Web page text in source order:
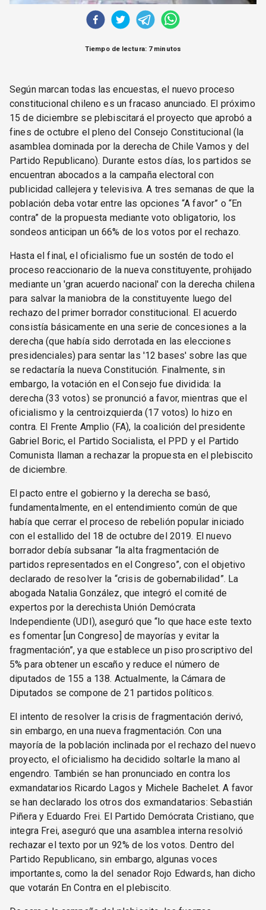
Tiempo de lectura: 7 minutos
Según marcan todas las encuestas, el nuevo proceso
constitucional chileno es un fracaso anunciado. El próximo
15 de diciembre se plebiscitará el proyecto que aprobó a
fines de octubre el pleno del Consejo Constitucional (la
asamblea dominada por la derecha de Chile Vamos y del
Partido Republicano). Durante estos días, los partidos se
encuentran abocados a la campaña electoral con
publicidad callejera y televisiva. A tres semanas de que la
población deba votar entre las opciones “A favor” o “En
contra” de la propuesta mediante voto obligatorio, los
sondeos anticipan un 66% de los votos por el rechazo.
Hasta el final, el oficialismo fue un sostén de todo el
proceso reaccionario de la nueva constituyente, prohijado
mediante un 'gran acuerdo nacional' con la derecha chilena
para salvar la maniobra de la constituyente luego del
rechazo del primer borrador constitucional. El acuerdo
consistía básicamente en una serie de concesiones a la
derecha (que había sido derrotada en las elecciones
presidenciales) para sentar las '12 bases' sobre las que
se redactaría la nueva Constitución. Finalmente, sin
embargo, la votación en el Consejo fue dividida: la
derecha (33 votos) se pronunció a favor, mientras que el
oficialismo y la centroizquierda (17 votos) lo hizo en
contra. El Frente Amplio (FA), la coalición del presidente
Gabriel Boric, el Partido Socialista, el PPD y el Partido
Comunista llaman a rechazar la propuesta en el plebiscito
de diciembre.
El pacto entre el gobierno y la derecha se basó,
fundamentalmente, en el entendimiento común de que
había que cerrar el proceso de rebelión popular iniciado
con el estallido del 18 de octubre del 2019. El nuevo
borrador debía subsanar “la alta fragmentación de
partidos representados en el Congreso”, con el objetivo
declarado de resolver la “crisis de gobernabilidad”. La
abogada Natalia González, que integró el comité de
expertos por la derechista Unión Demócrata
Independiente (UDI), aseguró que “lo que hace este texto
es fomentar [un Congreso] de mayorías y evitar la
fragmentación”, ya que establece un piso proscriptivo del
5% para obtener un escaño y reduce el número de
diputados de 155 a 138. Actualmente, la Cámara de
Diputados se compone de 21 partidos políticos.
El intento de resolver la crisis de fragmentación derivó,
sin embargo, en una nueva fragmentación. Con una
mayoría de la población inclinada por el rechazo del nuevo
proyecto, el oficialismo ha decidido soltarle la mano al
engendro. También se han pronunciado en contra los
exmandatarios Ricardo Lagos y Michele Bachelet. A favor
se han declarado los otros dos exmandatarios: Sebastián
Piñera y Eduardo Frei. El Partido Demócrata Cristiano, que
integra Frei, aseguró que una asamblea interna resolvió
rechazar el texto por un 92% de los votos. Dentro del
Partido Republicano, sin embargo, algunas voces
importantes, como la del senador Rojo Edwards, han dicho
que votarán En Contra en el plebiscito.